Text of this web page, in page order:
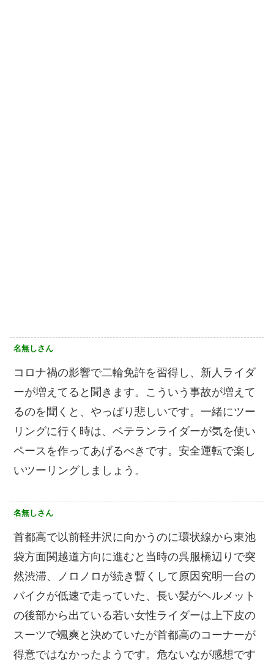
名無しさん
コロナ禍の影響で二輪免許を習得し、新人ライダ
ーが増えてると聞きます。こういう事故が増えて
るのを聞くと、やっぱり悲しいです。一緒にツー
リングに行く時は、ベテランライダーが気を使い
ペースを作ってあげるべきです。安全運転で楽し
いツーリングしましょう。
名無しさん
首都高で以前軽井沢に向かうのに環状線から東池
袋方面関越道方向に進むと当時の呉服橋辺りで突
然渋滞、ノロノロが続き暫くして原因究明一台の
バイクが低速で走っていた、長い髪がヘルメット
の後部から出ている若い女性ライダーは上下皮の
スーツで颯爽と決めていたが首都高のコーナーが
得意ではなかったようです。危ないなが感想です